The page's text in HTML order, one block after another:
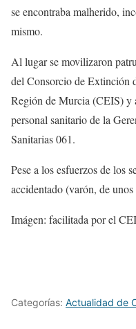
se encontraba malherido,
mismo.
Al lugar se movilizaron
del Consorcio de Extinción
Región de Murcia (CEIS) y
personal sanitario de la
Sanitarias 061.
Pese a los esfuerzos de los
accidentado (varón, de
Imágen: facilitada por el
Categorías: Actualidad de